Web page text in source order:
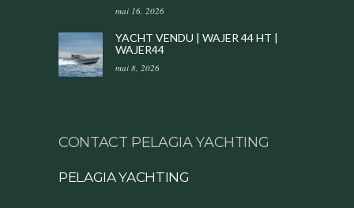
mai 16, 2026
YACHT VENDU | WAJER 44 HT |
WAJER44
mai 8, 2026
CONTACT PELAGIA YACHTING
PELAGIA YACHTING